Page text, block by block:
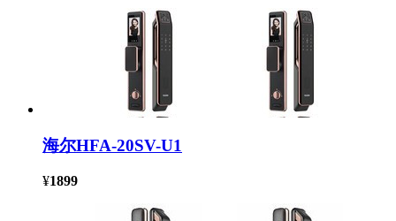
海尔HFA-20SV-U1
¥1899